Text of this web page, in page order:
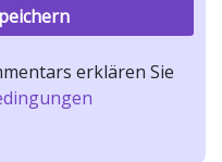
erklären Sie